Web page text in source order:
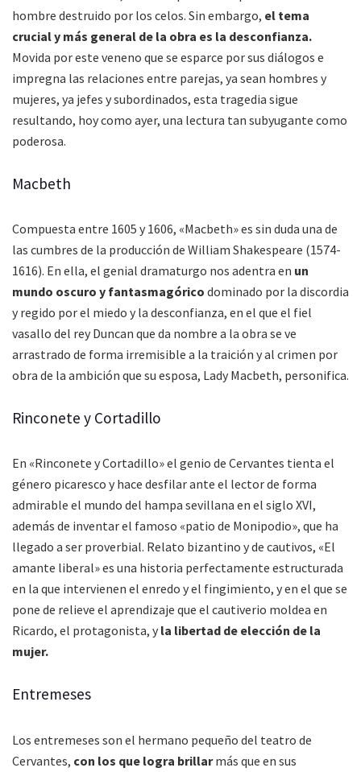
hombre destruido por los celos. Sin embargo, el tema
crucial y más general de la obra es la desconfianza.
Movida por este veneno que se esparce por sus diálogos e
impregna las relaciones entre parejas, ya sean hombres y
mujeres, ya jefes y subordinados, esta tragedia sigue
resultando, hoy como ayer, una lectura tan subyugante como
poderosa.
Macbeth
Compuesta entre 1605 y 1606, «Macbeth» es sin duda una de
las cumbres de la producción de William Shakespeare (1574-
1616). En ella, el genial dramaturgo nos adentra en un
mundo oscuro y fantasmagórico dominado por la discordia
y regido por el miedo y la desconfianza, en el que el fiel
vasallo del rey Duncan que da nombre a la obra se ve
arrastrado de forma irremisible a la traición y al crimen por
obra de la ambición que su esposa, Lady Macbeth, personifica.
Rinconete y Cortadillo
En «Rinconete y Cortadillo» el genio de Cervantes tienta el
género picaresco y hace desfilar ante el lector de forma
admirable el mundo del hampa sevillana en el siglo XVI,
además de inventar el famoso «patio de Monipodio», que ha
llegado a ser proverbial. Relato bizantino y de cautivos, «El
amante liberal» es una historia perfectamente estructurada
en la que intervienen el enredo y el fingimiento, y en el que se
pone de relieve el aprendizaje que el cautiverio moldea en
Ricardo, el protagonista, y la libertad de elección de la
mujer.
Entremeses
Los entremeses son el hermano pequeño del teatro de
Cervantes, con los que logra brillarmás que en sus